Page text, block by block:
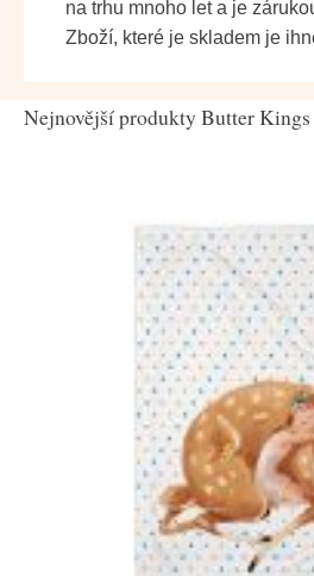
na trhu mnoho let a je
Zboží, které je skladem je
Nejnovější produkty Butter Kings